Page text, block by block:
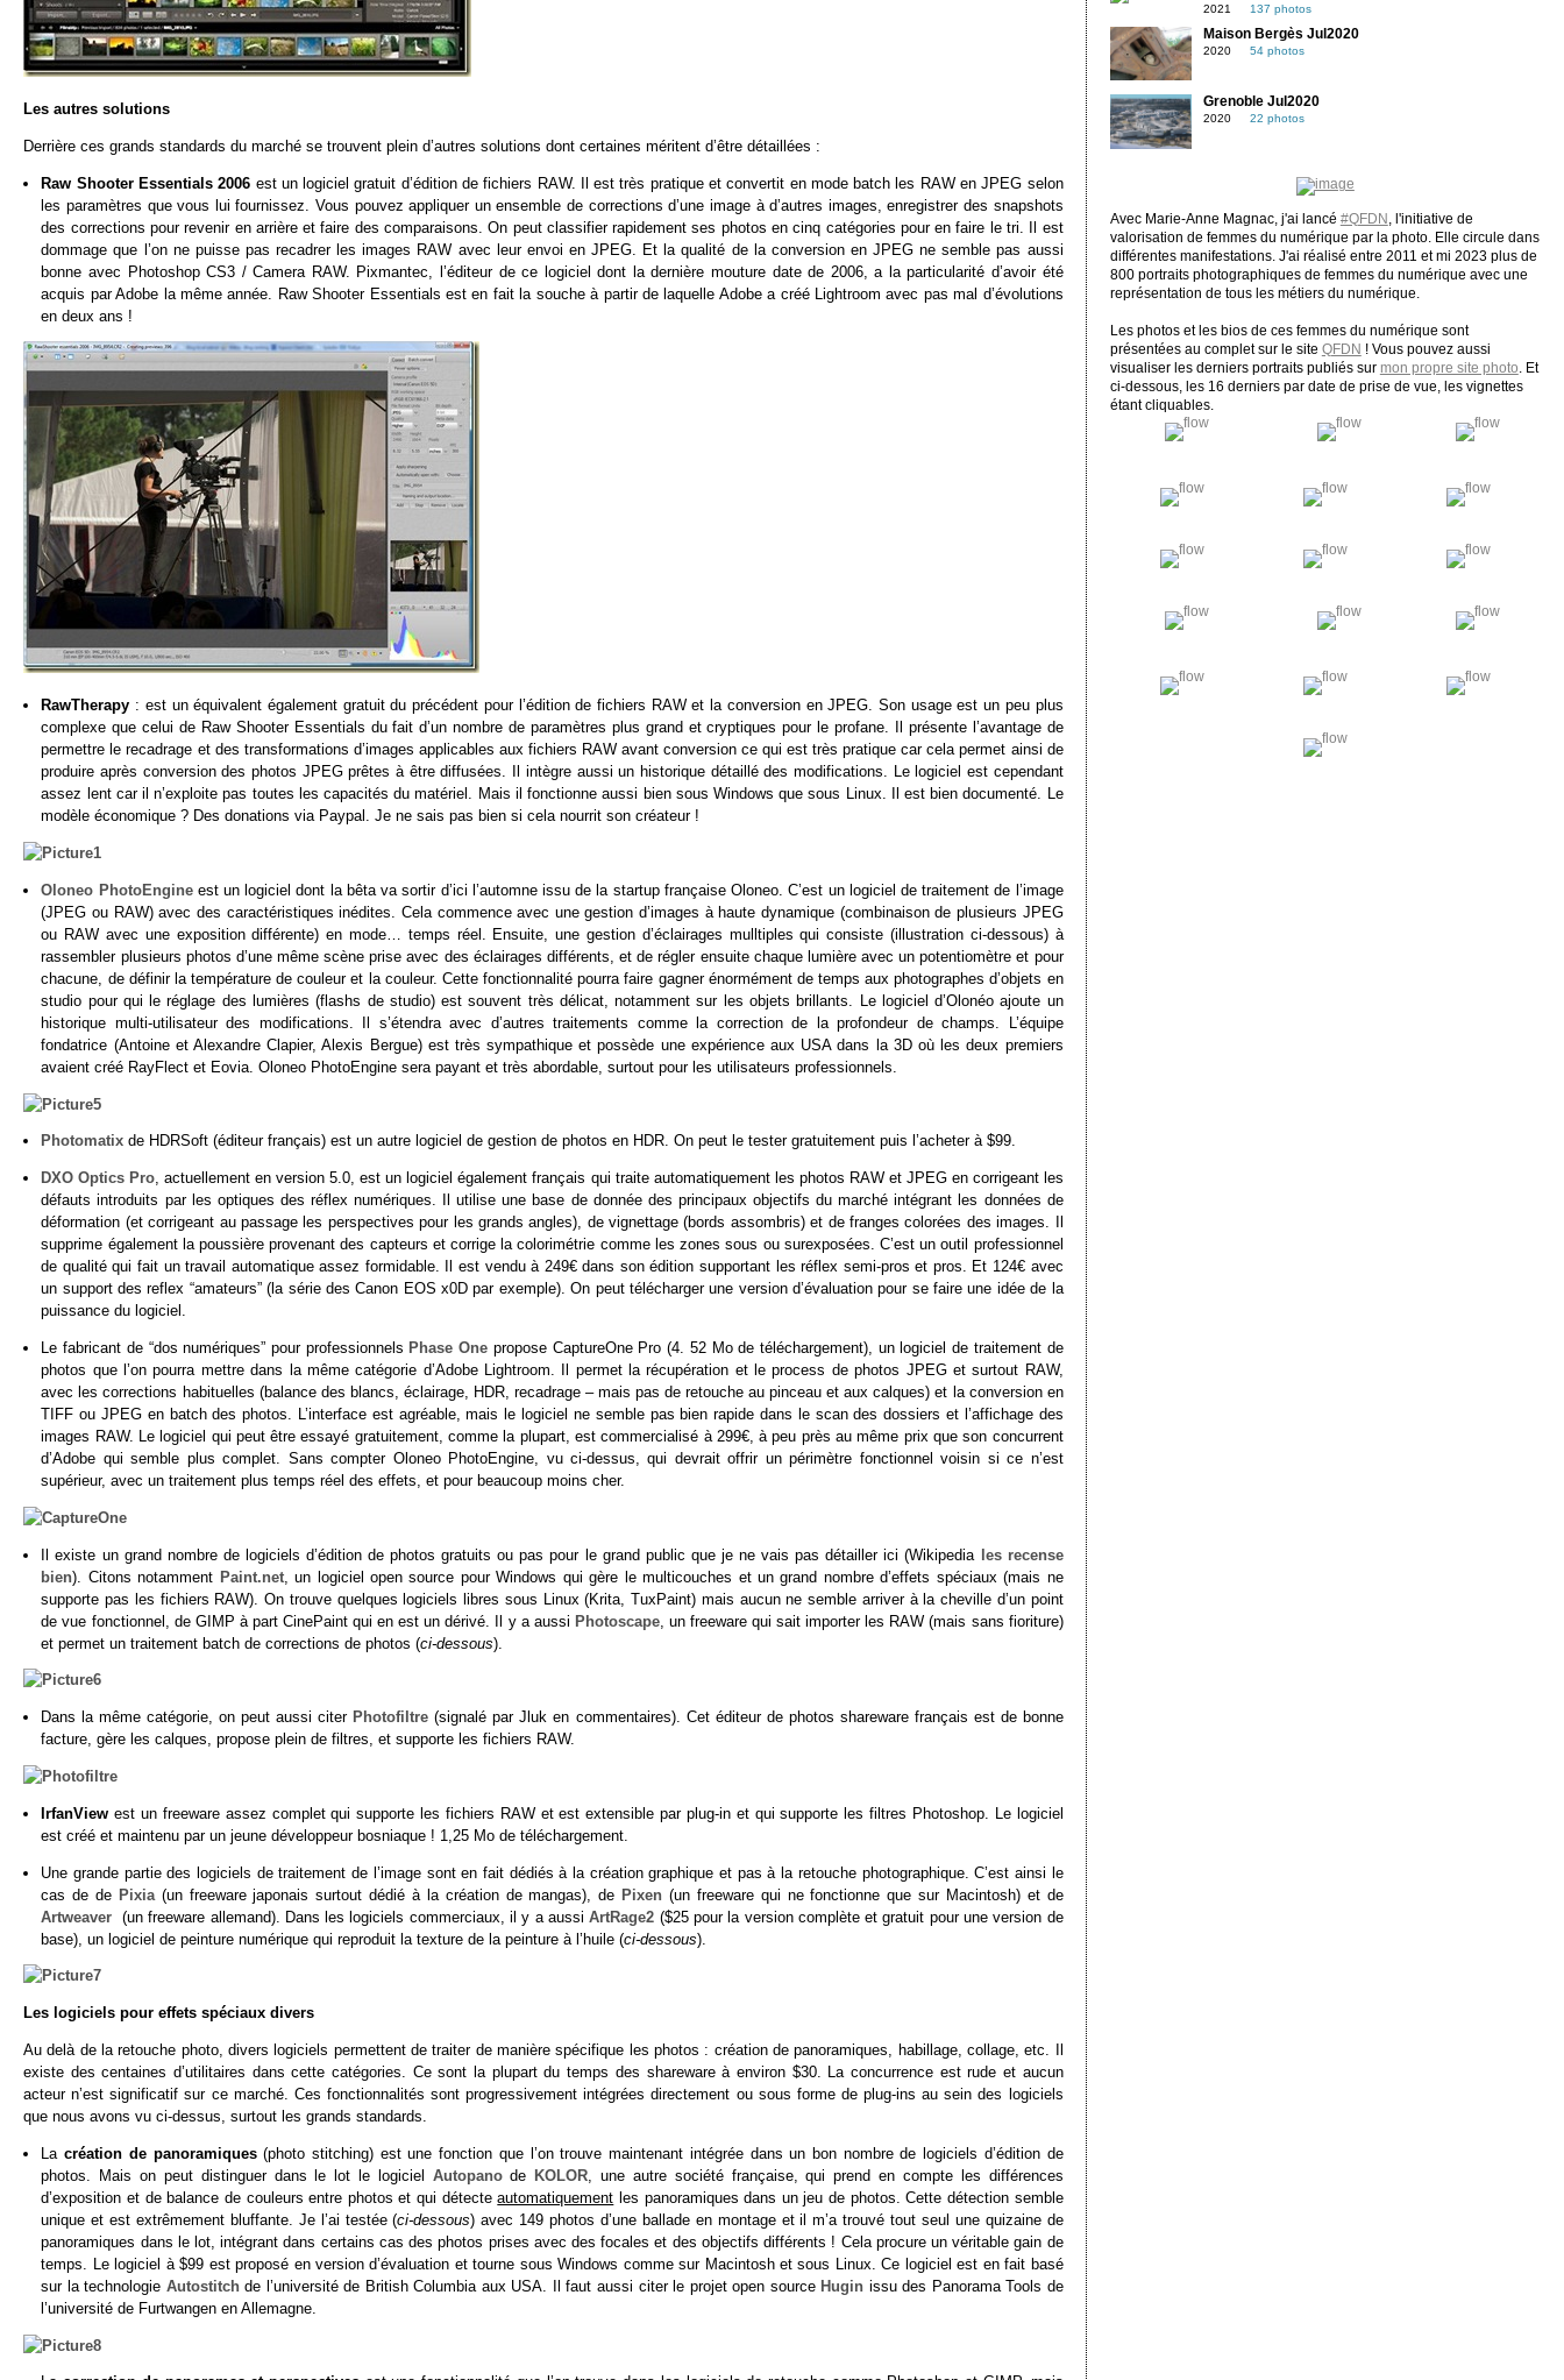
Les autres solutions
Derrière ces grands standards du marché se trouvent plein d’autres solutions dont certaines méritent d’être détaillées :
Raw Shooter Essentials 2006 est un logiciel gratuit d’édition de fichiers RAW. Il est très pratique et convertit en mode batch les RAW en JPEG selon
les paramètres que vous lui fournissez. Vous pouvez appliquer un ensemble de corrections d’une image à d’autres images, enregistrer des snapshots
des corrections pour revenir en arrière et faire des comparaisons. On peut classifier rapidement ses photos en cinq catégories pour en faire le tri. Il est
dommage que l’on ne puisse pas recadrer les images RAW avec leur envoi en JPEG. Et la qualité de la conversion en JPEG ne semble pas aussi
bonne avec Photoshop CS3 / Camera RAW. Pixmantec, l’éditeur de ce logiciel dont la dernière mouture date de 2006, a la particularité d’avoir été
acquis par Adobe la même année. Raw Shooter Essentials est en fait la souche à partir de laquelle Adobe a créé Lightroom avec pas mal d’évolutions
en deux ans !
RawTherapy : est un équivalent également gratuit du précédent pour l’édition de fichiers RAW et la conversion en JPEG. Son usage est un peu plus
complexe que celui de Raw Shooter Essentials du fait d’un nombre de paramètres plus grand et cryptiques pour le profane. Il présente l’avantage de
permettre le recadrage et des transformations d’images applicables aux fichiers RAW avant conversion ce qui est très pratique car cela permet ainsi de
produire après conversion des photos JPEG prêtes à être diffusées. Il intègre aussi un historique détaillé des modifications. Le logiciel est cependant
assez lent car il n’exploite pas toutes les capacités du matériel. Mais il fonctionne aussi bien sous Windows que sous Linux. Il est bien documenté. Le
modèle économique ? Des donations via Paypal. Je ne sais pas bien si cela nourrit son créateur !
Oloneo PhotoEngineest un logiciel dont la bêta va sortir d’ici l’automne issu de la startup française Oloneo. C’est un logiciel de traitement de l’image
(JPEG ou RAW) avec des caractéristiques inédites. Cela commence avec une gestion d’images à haute dynamique (combinaison de plusieurs JPEG
ou RAW avec une exposition différente) en mode… temps réel. Ensuite, une gestion d’éclairages mulltiples qui consiste (illustration ci-dessous) à
rassembler plusieurs photos d’une même scène prise avec des éclairages différents, et de régler ensuite chaque lumière avec un potentiomètre et pour
chacune, de définir la température de couleur et la couleur. Cette fonctionnalité pourra faire gagner énormément de temps aux photographes d’objets en
studio pour qui le réglage des lumières (flashs de studio) est souvent très délicat, notamment sur les objets brillants. Le logiciel d’Olonéo ajoute un
historique multi-utilisateur des modifications. Il s’étendra avec d’autres traitements comme la correction de la profondeur de champs. L’équipe
fondatrice (Antoine et Alexandre Clapier, Alexis Bergue) est très sympathique et possède une expérience aux USA dans la 3D où les deux premiers
avaient créé RayFlect et Eovia. Oloneo PhotoEngine sera payant et très abordable, surtout pour les utilisateurs professionnels.
Photomatix de HDRSoft (éditeur français) est un autre logiciel de gestion de photos en HDR. On peut le tester gratuitement puis l’acheter à $99.
DXO Optics Pro, actuellement en version 5.0, est un logiciel également français qui traite automatiquement les photos RAW et JPEG en corrigeant les
défauts introduits par les optiques des réflex numériques. Il utilise une base de donnée des principaux objectifs du marché intégrant les données de
déformation (et corrigeant au passage les perspectives pour les grands angles), de vignettage (bords assombris) et de franges colorées des images. Il
supprime également la poussière provenant des capteurs et corrige la colorimétrie comme les zones sous ou surexposées. C’est un outil professionnel
de qualité qui fait un travail automatique assez formidable. Il est vendu à 249€ dans son édition supportant les réflex semi-pros et pros. Et 124€ avec
un support des reflex “amateurs” (la série des Canon EOS x0D par exemple). On peut télécharger une version d’évaluation pour se faire une idée de la
puissance du logiciel.
Le fabricant de “dos numériques” pour professionnels Phase One propose CaptureOne Pro (4. 52 Mo de téléchargement), un logiciel de traitement de
photos que l’on pourra mettre dans la même catégorie d’Adobe Lightroom. Il permet la récupération et le process de photos JPEG et surtout RAW,
avec les corrections habituelles (balance des blancs, éclairage, HDR, recadrage – mais pas de retouche au pinceau et aux calques) et la conversion en
TIFF ou JPEG en batch des photos. L’interface est agréable, mais le logiciel ne semble pas bien rapide dans le scan des dossiers et l’affichage des
images RAW. Le logiciel qui peut être essayé gratuitement, comme la plupart, est commercialisé à 299€, à peu près au même prix que son concurrent
d’Adobe qui semble plus complet. Sans compter Oloneo PhotoEngine, vu ci-dessus, qui devrait offrir un périmètre fonctionnel voisin si ce n’est
supérieur, avec un traitement plus temps réel des effets, et pour beaucoup moins cher.
Il existe un grand nombre de logiciels d’édition de photos gratuits ou pas pour le grand public que je ne vais pas détailler ici (Wikipedia les recense
bien). Citons notamment Paint.net, un logiciel open source pour Windows qui gère le multicouches et un grand nombre d’effets spéciaux (mais ne
supporte pas les fichiers RAW). On trouve quelques logiciels libres sous Linux (Krita, TuxPaint) mais aucun ne semble arriver à la cheville d’un point
de vue fonctionnel, de GIMP à part CinePaint qui en est un dérivé. Il y a aussi Photoscape, un freeware qui sait importer les RAW (mais sans fioriture)
et permet un traitement batch de corrections de photos (ci-dessous).
Dans la même catégorie, on peut aussi citer Photofiltre (signalé par Jluk en commentaires). Cet éditeur de photos shareware français est de bonne
facture, gère les calques, propose plein de filtres, et supporte les fichiers RAW.
IrfanViewest un freeware assez complet qui supporte les fichiers RAW et est extensible par plug-in et qui supporte les filtres Photoshop. Le logiciel
est créé et maintenu par un jeune développeur bosniaque ! 1,25 Mo de téléchargement.
Une grande partie des logiciels de traitement de l’image sont en fait dédiés à la création graphique et pas à la retouche photographique. C’est ainsi le
cas de de Pixia(un freeware japonais surtout dédié à la création de mangas), de Pixen (un freeware qui ne fonctionne que sur Macintosh) et de
Artweaver (un freeware allemand). Dans les logiciels commerciaux, il y a aussiArtRage2 ($25 pour la version complète et gratuit pour une version de
base), un logiciel de peinture numérique qui reproduit la texture de la peinture à l’huile (ci-dessous).
Les logiciels pour effets spéciaux divers
Au delà de la retouche photo, divers logiciels permettent de traiter de manière spécifique les photos : création de panoramiques, habillage, collage, etc. Il
existe des centaines d’utilitaires dans cette catégories. Ce sont la plupart du temps des shareware à environ $30. La concurrence est rude et aucun
acteur n’est significatif sur ce marché. Ces fonctionnalités sont progressivement intégrées directement ou sous forme de plug-ins au sein des logiciels
que nous avons vu ci-dessus, surtout les grands standards.
Lacréation de panoramiques(photo stitching) est une fonction que l’on trouve maintenant intégrée dans un bon nombre de logiciels d’édition de
photos. Mais on peut distinguer dans le lot le logiciel Autopanode KOLOR , une autre société française, qui prend en compte les différences
d’exposition et de balance de couleurs entre photos et qui détecteautomatiquement les panoramiques dans un jeu de photos. Cette détection semble
unique et est extrêmement bluffante. Je l’ai testée (ci-dessous) avec 149 photos d’une ballade en montage et il m’a trouvé tout seul une quizaine de
panoramiques dans le lot, intégrant dans certains cas des photos prises avec des focales et des objectifs différents ! Cela procure un véritable gain de
temps. Le logiciel à $99 est proposé en version d’évaluation et tourne sous Windows comme sur Macintosh et sous Linux. Ce logiciel est en fait basé
sur la technologie Autostitchde l’université de British Columbia aux USA. Il faut aussi citer le projet open source Hugin issu des Panorama Tools de
l’université de Furtwangen en Allemagne.
2021 137 photos
Maison Bergès Jul2020
2020 54 photos
Grenoble Jul2020
2020 22 photos
Avec Marie-Anne Magnac, j'ai lancé #QFDN
, l'initiative de
valorisation de femmes du numérique par la photo. Elle circule dans
différentes manifestations. J'ai réalisé entre 2011 et mi 2023 plus de
800 portraits photographiques de femmes du numérique avec une
représentation de tous les métiers du numérique.
Les photos et les bios de ces femmes du numérique sont
présentées au complet sur le site QFDN ! Vous pouvez aussi
visualiser les derniers portraits publiés sur mon propre site photo . Et
ci-dessous, les 16 derniers par date de prise de vue, les vignettes
étant cliquables.